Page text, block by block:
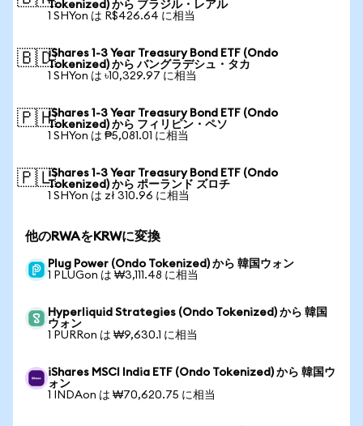
Tokenized) から ブラジル・レアル
1 SHYon は R$426.64 に相当
🇧🇩iShares 1-3 Year Treasury Bond ETF (Ondo
Tokenized) から バングラデシュ・タカ
1 SHYon は ৳10,329.97 に相当
🇵🇭iShares 1-3 Year Treasury Bond ETF (Ondo
Tokenized) から フィリピン・ペソ
1 SHYon は ₱5,081.01 に相当
🇵🇱iShares 1-3 Year Treasury Bond ETF (Ondo
Tokenized) から ポーランド ズロチ
1 SHYon は zł 310.96 に相当
他のRWAをKRWに変換
Plug Power (Ondo Tokenized) から 韓国ウォン
1 PLUGon は ₩3,111.48 に相当
Hyperliquid Strategies (Ondo Tokenized) から 韓国
ウォン
1 PURRon は ₩9,630.1 に相当
iShares MSCI India ETF (Ondo Tokenized) から 韓国ウ
ォン
1 INDAon は ₩70,620.75 に相当